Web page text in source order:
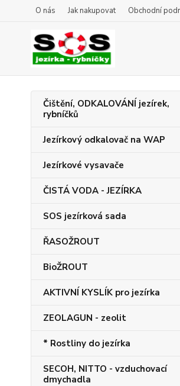
O nás Jak nakupovat Obchodní
Čištění, ODKALOVÁNÍ jezírek,
rybníčků
Jezírkový odkalovač na WAP
Jezírkové vysavače
ČISTÁ VODA - JEZÍRKA
SOS jezírková sada
ŘASOŽROUT
BioŽROUT
AKTIVNÍ KYSLÍK pro jezírka
ZEOLAGUN - zeolit
* Rostliny do jezírka
SECOH, NITTO - vzduchovací
dmychadla